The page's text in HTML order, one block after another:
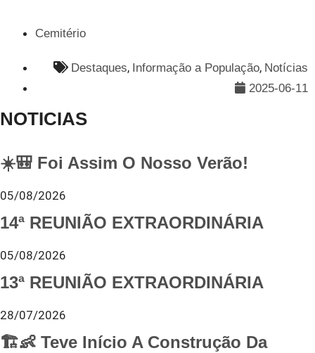
Cemitério
Destaques, Informação a População, Notícias
2025-06-11
NOTICIAS
☀️🎒 Foi Assim O Nosso Verão!
05/08/2026
14ª REUNIÃO EXTRAORDINÁRIA
05/08/2026
13ª REUNIÃO EXTRAORDINÁRIA
28/07/2026
🏗️👶 Teve Início A Construção Da